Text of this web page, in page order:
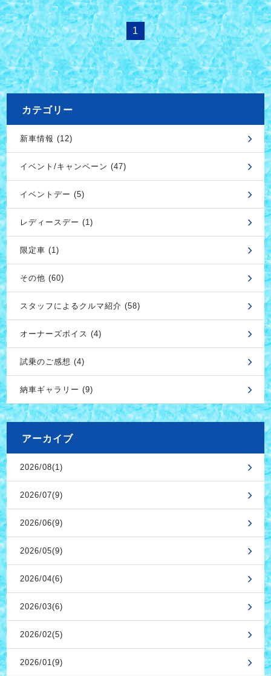
1
カテゴリー
新車情報 (12)
イベント/キャンペーン (47)
イベントデー (5)
レディースデー (1)
限定車 (1)
その他 (60)
スタッフによるクルマ紹介 (58)
オーナーズボイス (4)
試乗のご感想 (4)
納車ギャラリー (9)
アーカイブ
2026/08(1)
2026/07(9)
2026/06(9)
2026/05(9)
2026/04(6)
2026/03(6)
2026/02(5)
2026/01(9)